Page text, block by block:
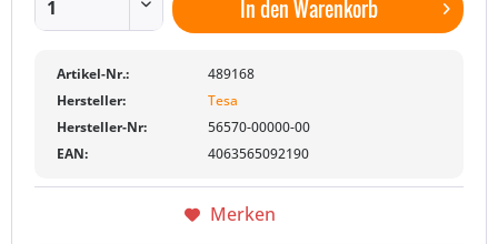
In denWarenkorb
Artikel-Nr.:
489168
Hersteller:
Tesa
Hersteller-Nr:
56570-00000-00
EAN:
4063565092190
Merken